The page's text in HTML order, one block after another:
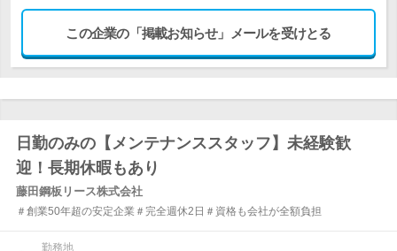
この企業の「掲載お知らせ」メールを受けとる
日勤のみの【メンテナンススタッフ】未経験歓
迎！長期休暇もあり
藤田鋼板リース株式会社
＃創業50年超の安定企業＃完全週休2日＃資格も会社が全額負担
勤務地